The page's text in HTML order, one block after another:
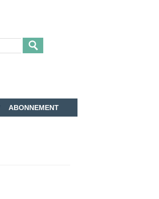
ABONNEMENT